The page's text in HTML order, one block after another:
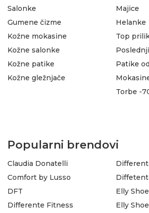
Salonke
Gumene čizme
Majice
Helanke
Kožne mokasine
Kožne salonke
Kožne patike
Kožne gležnjače
Top
Patike
Torbe -
Popularni brendovi
Claudia Donatelli
Comfort by Lusso
DFT
Differente Fitness
Elly
Elly